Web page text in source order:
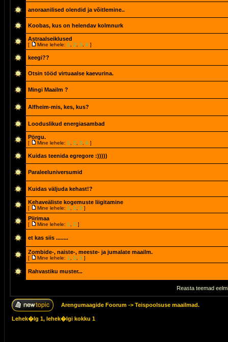
anoraanilised olendid ja võitlemine..
Koobas, kus on helendav kolmnurk
Astraalseiklused
[ Mine lehele: 1 2 3 4 ]
keegi??
Otsin tööd virtuaalse kaevurina.
Mingi Maailm ?
Alfheim-mis, kes, kus?
Looduslikud energiasambad
Pörgu.
[ Mine lehele: 1 2 3 4 ]
Kuidas teenida egregore :)))))
Paraleeluniversumid
Kuidas väljuda kehast!?
Kehaveäliste kogemuste liigitamine
[ Mine lehele: 1 2 3 ]
Piirimaa
[ Mine lehele: 1 2 ]
et kas siis ........
Zombide-, naiste-, meeste- ja jumalate maailm.
[ Mine lehele: 1 2 3 ]
Rahvastiku muster...
Reasta teemad
Arengumaagide Foorum -> Teispoolsuse maailmad.
Lehek�lg 1, lehek�lgi kokku 1